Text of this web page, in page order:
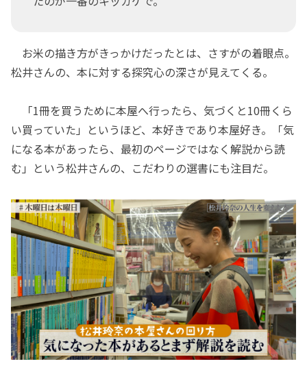
お米の描き方がきっかけだったとは、さすがの着眼点。
松井さんの、本に対する探究心の深さが見えてくる。
「1冊を買うために本屋へ行ったら、気づくと10冊くら
い買っていた」というほど、本好きであり本屋好き。「気
になる本があったら、最初のページではなく解説から読
む」という松井さんの、こだわりの選書にも注目だ。